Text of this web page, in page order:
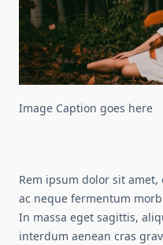
Image Caption goes here
Rem ipsum dolor sit
ac neque fermentum
In massa eget sagittis,
interdum aenean cras